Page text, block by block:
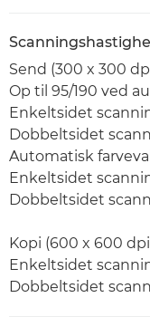
Send (300 x 300
Op til 95/190 ved
Enkeltsidet
Dobbeltsidet
Automatisk
Enkeltsidet
Dobbeltsidet
Kopi (600 x 600
Enkeltsidet
Dobbeltsidet